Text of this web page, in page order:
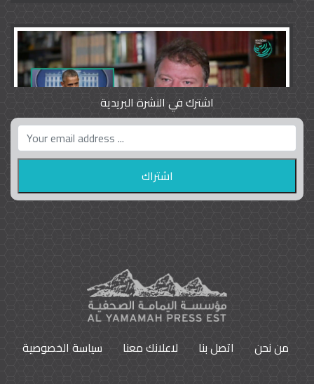
واشنطن بوست واللوبي المزدوج
9796
اشترك في النشرة البريدية
من نحن اتصل بنا لاعلانك معنا سياسة الخصوصية